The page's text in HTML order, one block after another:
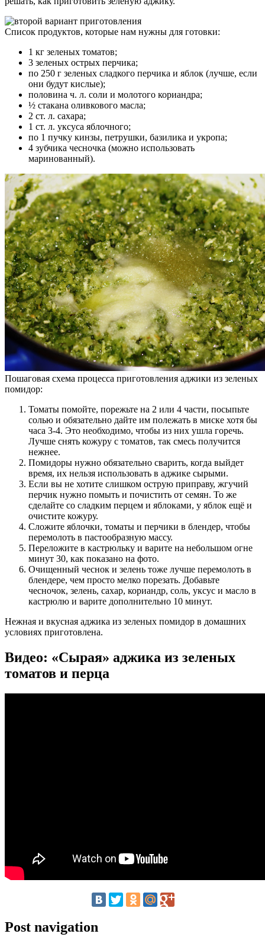
Список продуктов, которые нам нужны для готовки:
1 кг зеленых томатов;
3 зеленых острых перчика;
по 250 г зеленых сладкого перчика и яблок (лучше, если
они будут кислые);
половина ч. л. соли и молотого кориандра;
½ стакана оливкового масла;
2 ст. л. сахара;
1 ст. л. уксуса яблочного;
по 1 пучку кинзы, петрушки, базилика и укропа;
4 зубчика чесночка (можно использовать
маринованный).
Пошаговая схема процесса приготовления аджики из зеленых
помидор:
Томаты помойте, порежьте на 2 или 4 части, посыпьте
солью и обязательно дайте им полежать в миске хотя бы
часа 3-4. Это необходимо, чтобы из них ушла горечь.
Лучше снять кожуру с томатов, так смесь получится
нежнее.
Помидоры нужно обязательно сварить, когда выйдет
время, их нельзя использовать в аджике сырыми.
Если вы не хотите слишком острую приправу, жгучий
перчик нужно помыть и почистить от семян. То же
сделайте со сладким перцем и яблоками, у яблок ещё и
очистите кожуру.
Сложите яблочки, томаты и перчики в блендер, чтобы
перемолоть в пастообразную массу.
Переложите в кастрюльку и варите на небольшом огне
минут 30, как показано на фото.
Очищенный чеснок и зелень тоже лучше перемолоть в
блендере, чем просто мелко порезать. Добавьте
чесночок, зелень, сахар, кориандр, соль, уксус и масло в
кастрюлю и варите дополнительно 10 минут.
Нежная и вкусная аджика из зеленых помидор в домашних
условиях приготовлена.
Видео: «Сырая» аджика из зеленых
томатов и перца
Post navigation